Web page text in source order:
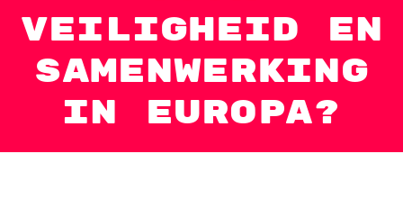
Veiligheid en
Samenwerking
in Europa?